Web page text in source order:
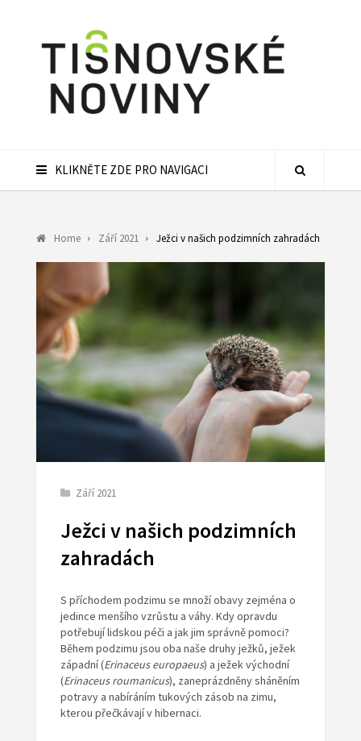
KLIKNĚTE ZDE PRO NAVIGACI
Home Září 2021 Ježci v našich podzimních zahradách
Září 2021
Ježci v našich podzimních
zahradách
S příchodem podzimu se množí obavy zejména o
jedince menšího vzrůstu a váhy. Kdy opravdu
potřebují lidskou péči a jak jim správně pomoci?
Během podzimu jsou oba naše druhy ježků, ježek
západní (Erinaceus europaeus) a ježek východní
(Erinaceus roumanicus), zaneprázdněny sháněním
potravy a nabíráním tukových zásob na zimu,
kterou přečkávají v hibernaci.